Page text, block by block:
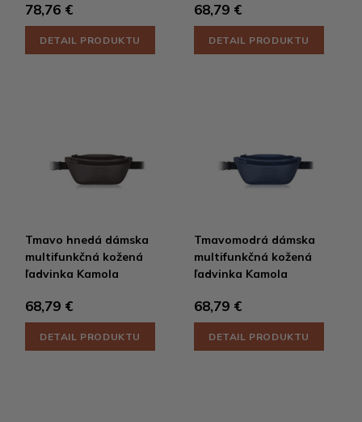
78,76 €
DETAIL PRODUKTU
68,79 €
DETAIL PRODUKTU
Tmavo hnedá dámska
multifunkčná kožená
ľadvinka Kamola
68,79 €
DETAIL PRODUKTU
Tmavomodrá dámska
multifunkčná kožená
ľadvinka Kamola
68,79 €
DETAIL PRODUKTU